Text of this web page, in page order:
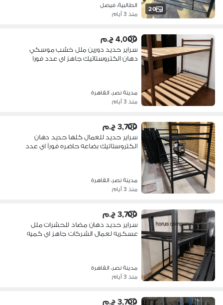
20
الطالبية، فيصل
منذ 3 أيام
4,000 ج.م
سراير حديد دورين ملل خشب موسكي
دهان الكتروستاتيك جاهز اي عدد فورا
مدينة نصر، القاهرة
منذ 3 أيام
3,700 ج.م
سراير حديد للعمال كلها حديد دهان
الكتروستاتيك بضاعه حاضره فورآ اي عدد
مدينة نصر، القاهرة
منذ 3 أيام
3,700 ج.م
سراير حديد دهان مضاد للحشرات ملل
عسكريه لعمال الشركات جاهز اي كميه
مدينة نصر، القاهرة
منذ 3 أيام
3,700 ج.م